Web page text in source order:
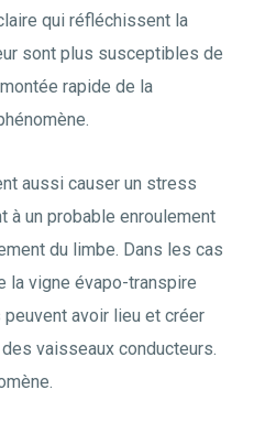
qui réfléchissent la
sont plus susceptibles de
rapide de la
aussi causer un stress
à un probable enroulement
du limbe. Dans les cas
la vigne évapo-transpire
avoir lieu et créer
vaisseaux conducteurs.